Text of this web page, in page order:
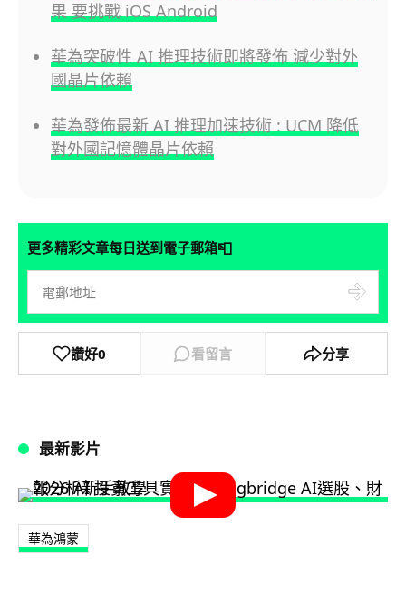
果 要挑戰 iOS Android
華為突破性 AI 推理技術即將發佈 減少對外
國晶片依賴
華為發佈最新 AI 推理加速技術 : UCM 降低
對外國記憶體晶片依賴
更多精彩文章每日送到電子郵箱📮
讚好0 看留言 分享
最新影片
華為鴻蒙